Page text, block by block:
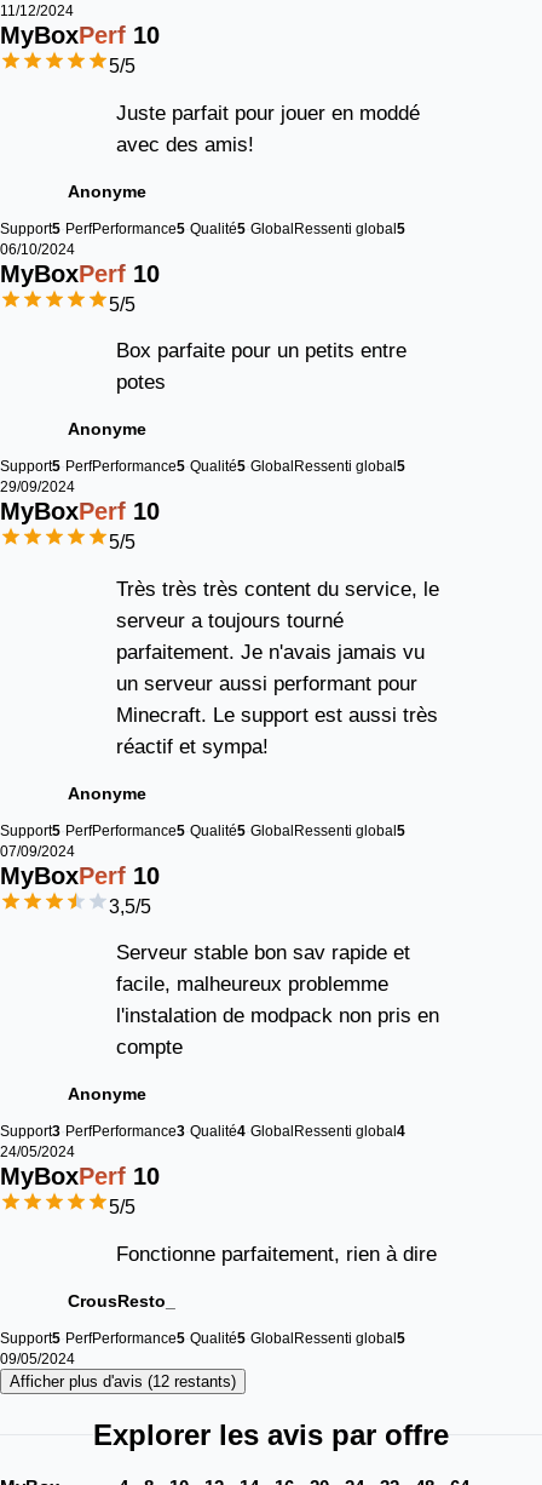
11/12/2024
MyBoxPerf 10
5/5
Juste parfait pour jouer en moddé
avec des amis!
Anonyme
Support5 PerfPerformance5 Qualité5 GlobalRessenti global5
06/10/2024
MyBoxPerf 10
5/5
Box parfaite pour un petits entre
potes
Anonyme
Support5 PerfPerformance5 Qualité5 Global Ressenti global 5
29/09/2024
MyBoxPerf 10
5/5
Très très très content du service, le
serveur a toujours tourné
parfaitement. Je n'avais jamais vu
un serveur aussi performant pour
Minecraft. Le support est aussi très
réactif et sympa!
Anonyme
Support5 PerfPerformance5 Qualité5 GlobalRessenti global5
07/09/2024
MyBoxPerf 10
3,5/5
Serveur stable bon sav rapide et
facile, malheureux problemme
l'instalation de modpack non pris en
compte
Anonyme
Support3 PerfPerformance3 Qualité4 Global Ressenti global 4
24/05/2024
MyBoxPerf 10
5/5
Fonctionne parfaitement, rien à dire
CrousResto_
Support5 PerfPerformance5 Qualité5 GlobalRessenti global5
09/05/2024
Afficher plus d'avis (12 restants)
Explorer les avis par offre